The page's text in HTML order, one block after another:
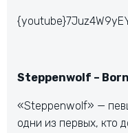
Steppenwolf –
«Steppenwolf» —
одни из первых, кто